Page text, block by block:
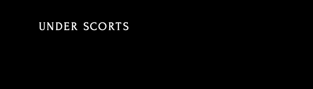
UNDER SCORTS